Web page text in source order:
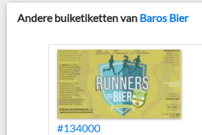
Andere buiketiketten van Baros Bier
#134000